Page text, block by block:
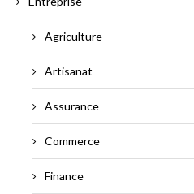
Agriculture
Artisanat
Assurance
Commerce
Finance